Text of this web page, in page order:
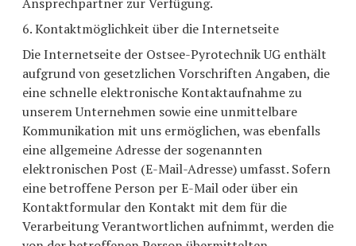
6. Kontaktmöglichkeit über die Internetseite
Die Internetseite der Ostsee-Pyrotechnik UG enthält
aufgrund von gesetzlichen Vorschriften Angaben, die
eine schnelle elektronische Kontaktaufnahme zu
unserem Unternehmen sowie eine unmittelbare
Kommunikation mit uns ermöglichen, was ebenfalls
eine allgemeine Adresse der sogenannten
elektronischen Post (E-Mail-Adresse) umfasst. Sofern
eine betroffene Person per E-Mail oder über ein
Kontaktformular den Kontakt mit dem für die
Verarbeitung Verantwortlichen aufnimmt, werden die